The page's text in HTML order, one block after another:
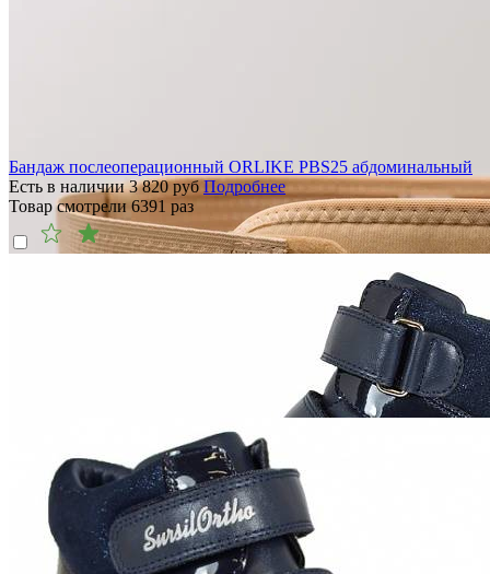
Бандаж послеоперационный ORLIKE PBS25 абдоминальный
Есть в наличии 3 820руб Подробнее
Товар смотрели 6391 раз